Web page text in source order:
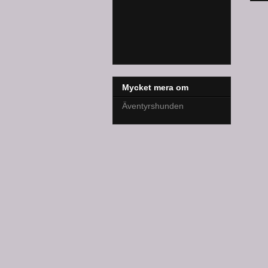
Mycket mera om
Äventyrshunden